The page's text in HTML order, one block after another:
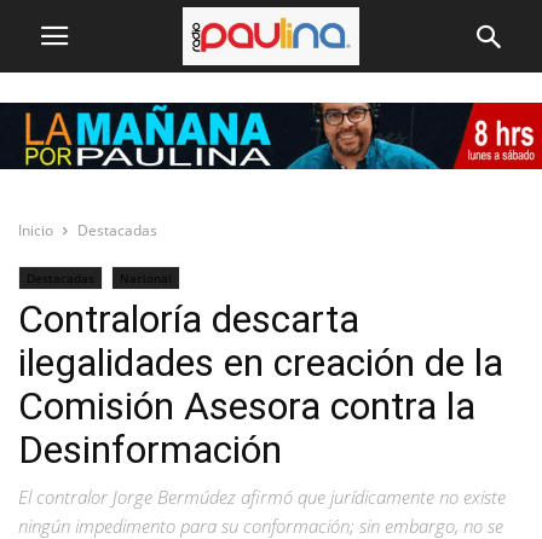
Inicio Destacadas
Destacadas Nacional
Contraloría descarta
ilegalidades en creación de la
Comisión Asesora contra la
Desinformación
El contralor Jorge Bermúdez afirmó que jurídicamente no existe
ningún impedimento para su conformación; sin embargo, no se